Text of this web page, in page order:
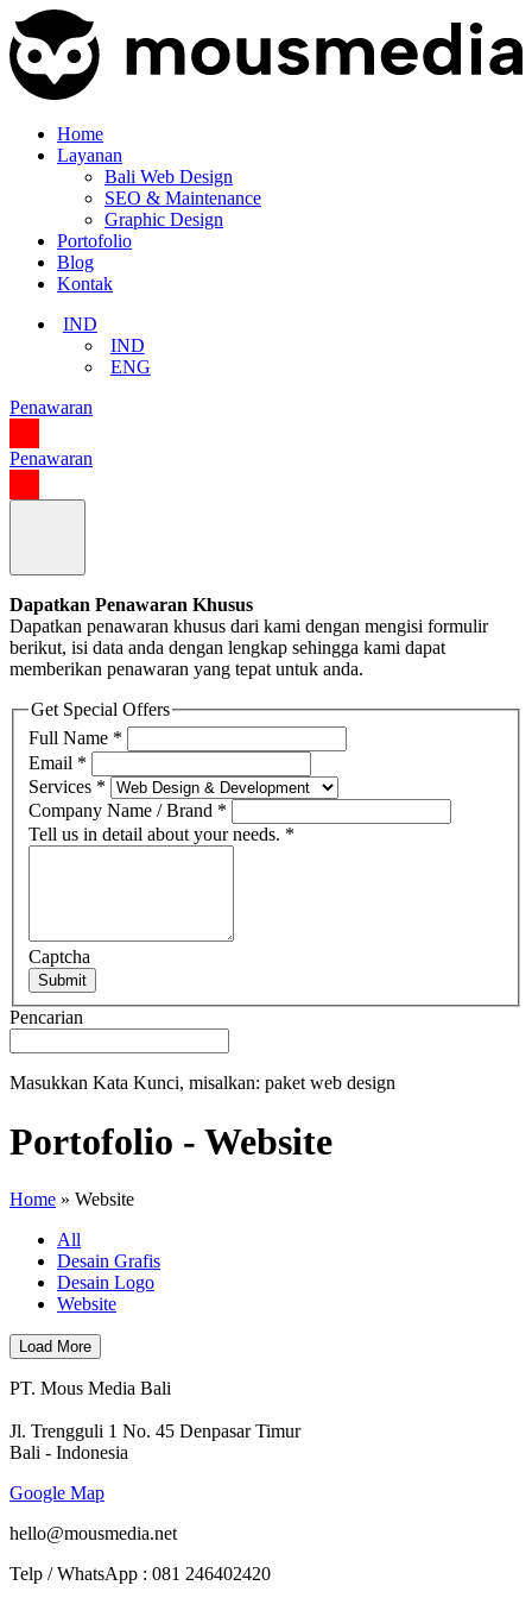
Home
Layanan
Bali Web Design
SEO & Maintenance
Graphic Design
Portofolio
Blog
Kontak
IND
IND
ENG
Penawaran
Penawaran
Dapatkan Penawaran Khusus
Dapatkan penawaran khusus dari kami dengan mengisi formulir
berikut, isi data anda dengan lengkap sehingga kami dapat
memberikan penawaran yang tepat untuk anda.
Get Special Offers
Full Name *
Email *
Services *
Company Name / Brand *
Tell us in detail about your needs. *
Captcha
Submit
Pencarian
Masukkan Kata Kunci, misalkan: paket web design
Portofolio - Website
Home » Website
All
Desain Grafis
Desain Logo
Website
Load More
PT. Mous Media Bali
Jl. Trengguli 1 No. 45 Denpasar Timur
Bali - Indonesia
Google Map
hello@mousmedia.net
Telp / WhatsApp : 081 246402420